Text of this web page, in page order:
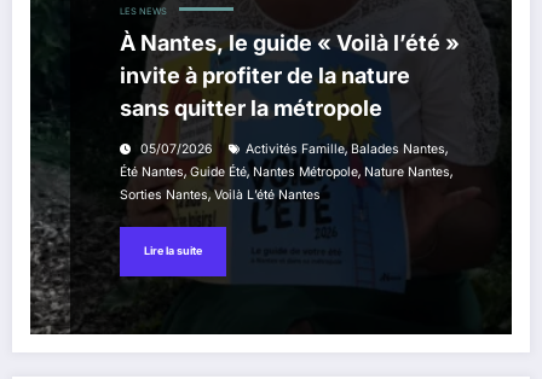
LES NEWS
À Nantes, le guide « Voilà l’été »
invite à profiter de la nature
sans quitter la métropole
05/07/2026 Activités Famille, Balades Nantes,
Été Nantes, Guide Été, Nantes Métropole, Nature Nantes,
Sorties Nantes,Voilà L’été Nantes
Lire la suite